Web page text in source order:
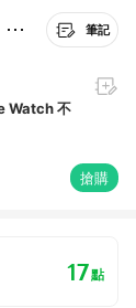
筆記
Watch 不
搶購
17點